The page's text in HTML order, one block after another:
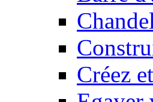
Créez